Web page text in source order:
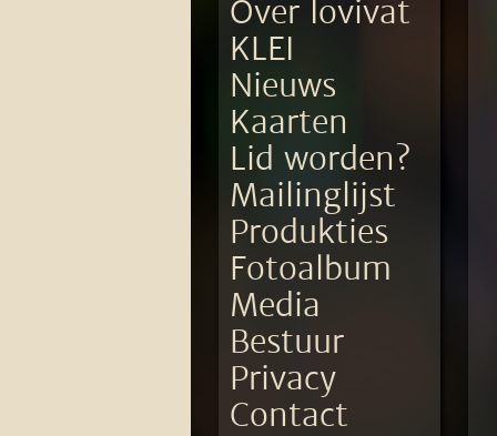
Over Iovivat
KLEI
Nieuws
Kaarten
Lid worden?
Mailinglijst
Produkties
Fotoalbum
Media
Bestuur
Privacy
Contact